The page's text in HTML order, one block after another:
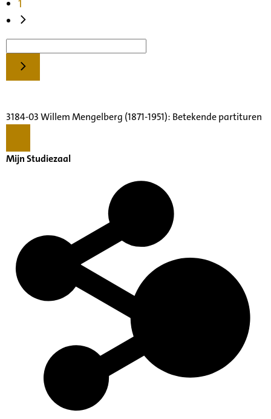
1
3184-03 Willem Mengelberg (1871-1951): Betekende partituren
Mijn Studiezaal